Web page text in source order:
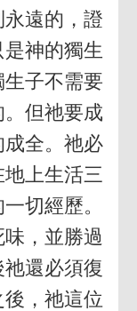
遠的，證
神的獨生
子不需要
但祂要成
全。祂必
上生活三
切經歷。
，並勝過
還必須復
，祂這位